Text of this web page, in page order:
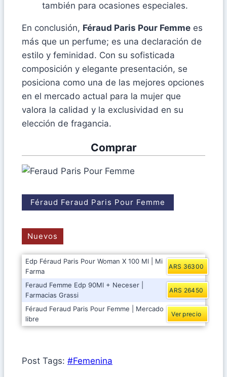
también para ocasiones especiales.
En conclusión, Féraud Paris Pour Femme es
más que un perfume; es una declaración de
estilo y feminidad. Con su sofisticada
composición y elegante presentación, se
posiciona como una de las mejores opciones
en el mercado actual para la mujer que
valora la calidad y la exclusividad en su
elección de fragancia.
Comprar
Féraud Feraud Paris Pour Femme
Nuevos
Edp Féraud Paris Pour Woman X 100 Ml | Mi
Farma
ARS 36300
Feraud Femme Edp 90Ml + Neceser |
Farmacias Grassi
ARS 26450
Féraud Feraud Paris Pour Femme | Mercado
libre
Ver precio
Post Tags: #Femenina